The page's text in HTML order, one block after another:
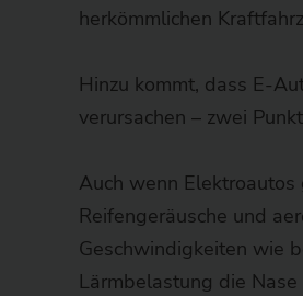
herkömmlichen
Hinzu kommt, dass E-
verursachen – zwei
Auch wenn
Reifengeräusche und
Geschwindigkeiten wie
Lärmbelastung die